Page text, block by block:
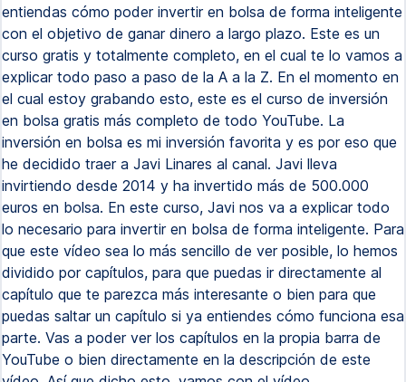
entiendas cómo poder invertir en bolsa de forma inteligente
con el objetivo de ganar dinero a largo plazo. Este es un
curso gratis y totalmente completo, en el cual te lo vamos a
explicar todo paso a paso de la A a la Z. En el momento en
el cual estoy grabando esto, este es el curso de inversión
en bolsa gratis más completo de todo YouTube. La
inversión en bolsa es mi inversión favorita y es por eso que
he decidido traer a Javi Linares al canal. Javi lleva
invirtiendo desde 2014 y ha invertido más de 500.000
euros en bolsa. En este curso, Javi nos va a explicar todo
lo necesario para invertir en bolsa de forma inteligente. Para
que este vídeo sea lo más sencillo de ver posible, lo hemos
dividido por capítulos, para que puedas ir directamente al
capítulo que te parezca más interesante o bien para que
puedas saltar un capítulo si ya entiendes cómo funciona esa
parte. Vas a poder ver los capítulos en la propia barra de
YouTube o bien directamente en la descripción de este